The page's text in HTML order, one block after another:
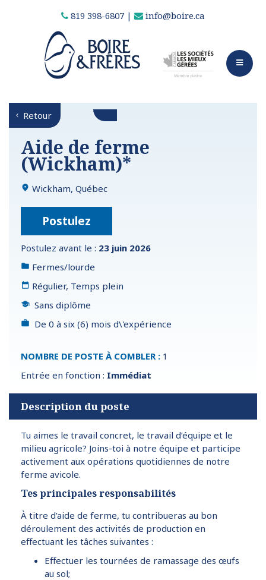
819 398-6807 | info@boire.ca
Retour
Aide de ferme
(Wickham)*
Wickham, Québec
Postulez
Postulez avant le : 23 juin 2026
Fermes/lourde
Régulier, Temps plein
Sans diplôme
De 0 à six (6) mois d\'expérience
NOMBRE DE POSTE À COMBLER : 1
Entrée en fonction : Immédiat
Description du poste
Tu aimes le travail concret, le travail d’équipe et le
milieu agricole? Joins-toi à notre équipe et participe
activement aux opérations quotidiennes de notre
ferme avicole.
Tes principales responsabilités
À titre d’aide de ferme, tu contribueras au bon
déroulement des activités de production en
effectuant les tâches suivantes :
Effectuer les tournées de ramassage des œufs
au sol;